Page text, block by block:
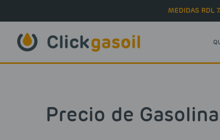
MEDIDAS RDL
Precio de